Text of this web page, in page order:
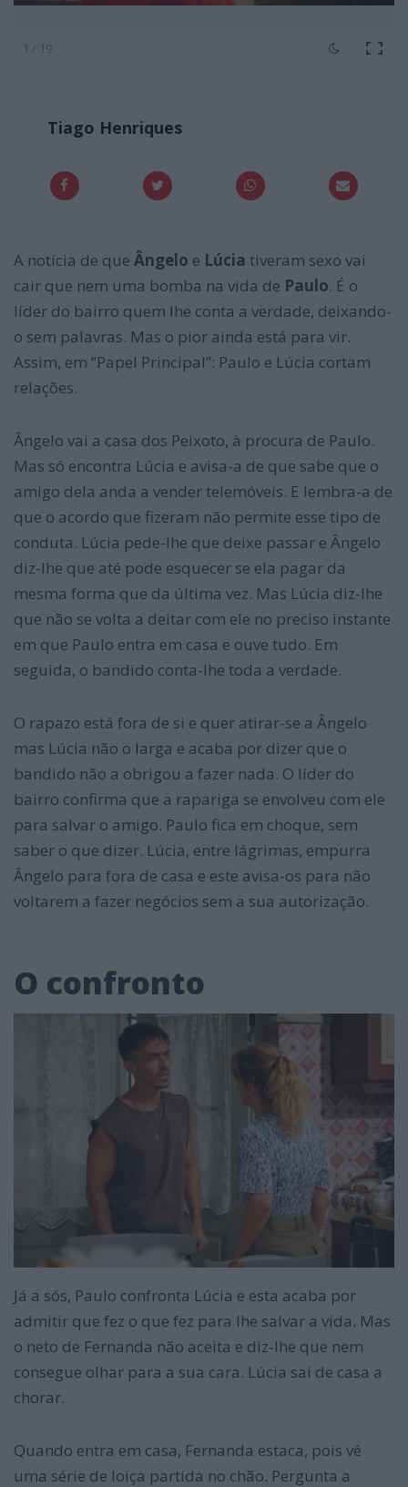
1 / 19
Tiago Henriques
A notícia de que Ângelo e Lúcia tiveram sexo vai
cair que nem uma bomba na vida de Paulo. É o
líder do bairro quem lhe conta a verdade, deixando-
o sem palavras. Mas o pior ainda está para vir.
Assim, em “Papel Principal”: Paulo e Lúcia cortam
relações.
Ângelo vai a casa dos Peixoto, à procura de Paulo.
Mas só encontra Lúcia e avisa-a de que sabe que o
amigo dela anda a vender telemóveis. E lembra-a de
que o acordo que fizeram não permite esse tipo de
conduta. Lúcia pede-lhe que deixe passar e Ângelo
diz-lhe que até pode esquecer se ela pagar da
mesma forma que da última vez. Mas Lúcia diz-lhe
que não se volta a deitar com ele no preciso instante
em que Paulo entra em casa e ouve tudo. Em
seguida, o bandido conta-lhe toda a verdade.
O rapazo está fora de si e quer atirar-se a Ângelo
mas Lúcia não o larga e acaba por dizer que o
bandido não a obrigou a fazer nada. O líder do
bairro confirma que a rapariga se envolveu com ele
para salvar o amigo. Paulo fica em choque, sem
saber o que dizer. Lúcia, entre lágrimas, empurra
Ângelo para fora de casa e este avisa-os para não
voltarem a fazer negócios sem a sua autorização.
O confronto
Já a sós, Paulo confronta Lúcia e esta acaba por
admitir que fez o que fez para lhe salvar a vida. Mas
o neto de Fernanda não aceita e diz-lhe que nem
consegue olhar para a sua cara. Lúcia sai de casa a
chorar.
Quando entra em casa, Fernanda estaca, pois vê
uma série de loiça partida no chão. Pergunta a